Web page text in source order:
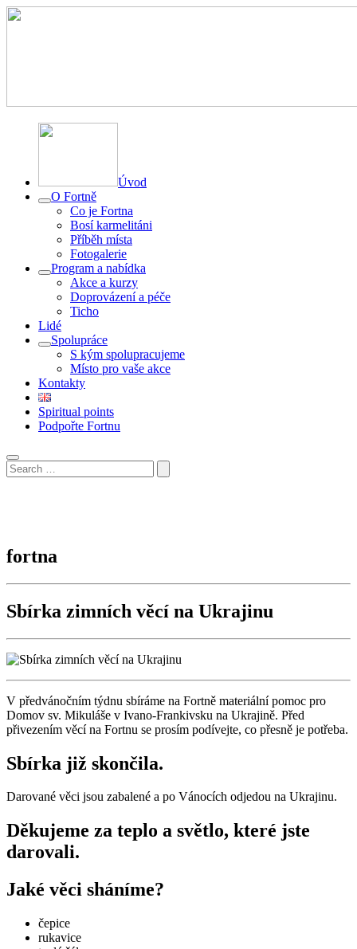
Úvod
O Fortně
Co je Fortna
Bosí karmelitáni
Příběh místa
Fotogalerie
Program a nabídka
Akce a kurzy
Doprovázení a péče
Ticho
Lidé
Spolupráce
S kým spolupracujeme
Místo pro vaše akce
Kontakty
Spiritual points
Podpořte Fortnu
fortna
Sbírka zimních věcí na Ukrajinu
V předvánočním týdnu sbíráme na Fortně materiální pomoc pro
Domov sv. Mikuláše v Ivano-Frankivsku na Ukrajině. Před
přivezením věcí na Fortnu se prosím podívejte, co přesně je potřeba.
Sbírka již skončila.
Darované věci jsou zabalené a po Vánocích odjedou na Ukrajinu.
Děkujeme za teplo a světlo, které jste
darovali.
Jaké věci sháníme?
čepice
rukavice